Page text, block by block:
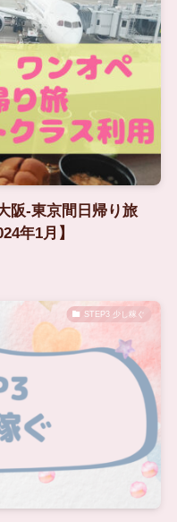
阪-東京間日帰り旅
年1月】
STEP3 少し稼ぐ